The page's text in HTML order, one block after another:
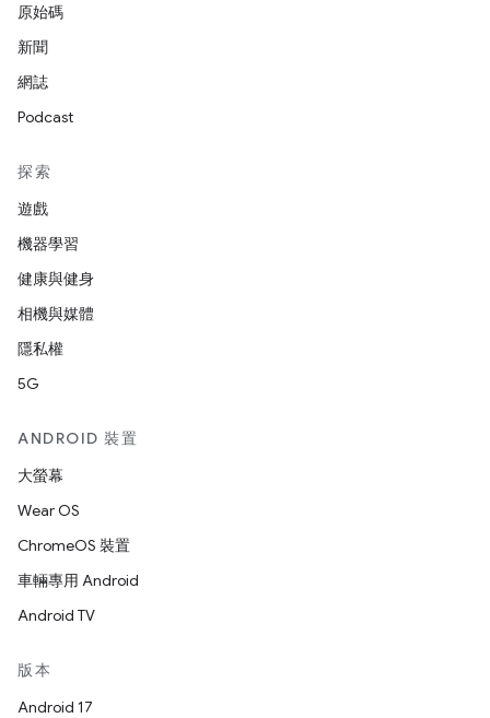
原始碼
新聞
網誌
Podcast
探索
遊戲
機器學習
健康與健身
相機與媒體
隱私權
5G
ANDROID 裝置
大螢幕
Wear OS
ChromeOS 裝置
車輛專用 Android
Android TV
版本
Android 17